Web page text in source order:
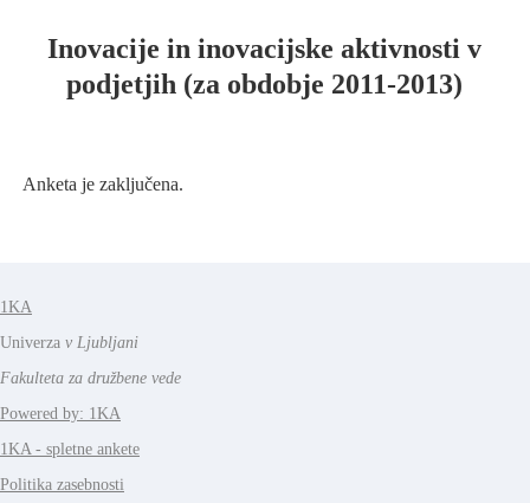
Inovacije in inovacijske aktivnosti v
podjetjih (za obdobje 2011-2013)
Anketa je zaključena.
1KA
Univerza v Ljubljani
Fakulteta za družbene vede
Powered by: 1KA
1KA - spletne ankete
Politika zasebnosti